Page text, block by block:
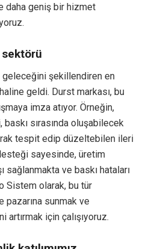
daha geniş bir hizmet
geleceğini şekillendiren en
geldi. Durst markası, bu
imza atıyor. Örneğin,
sırasında oluşabilecek
tespit edip düzeltebilen ileri
sayesinde, üretim
sağlanmakta ve baskı hataları
Sistem olarak, bu tür
sunmak ve
için çalışıyoruz.